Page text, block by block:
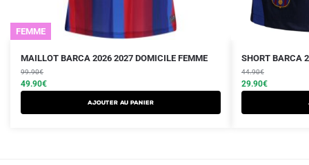
FEMME
MAILLOT BARCA 2026 2027 DOMICILE FEMME
99.90€
Le
prix
initial
était :
49.90€
Le
prix
actuel
est :
AJOUTER AU PANIER
Ce
produit
a
SHORT BARCA
44.90€
Le
prix
initial
était :
29.90€
Le
prix
actuel
est :
Ce
produit
a